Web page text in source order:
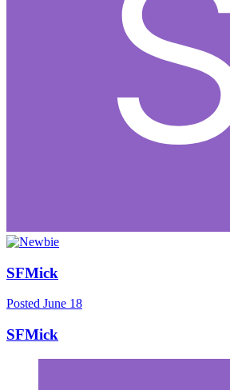
SFMick
Posted June 18
SFMick